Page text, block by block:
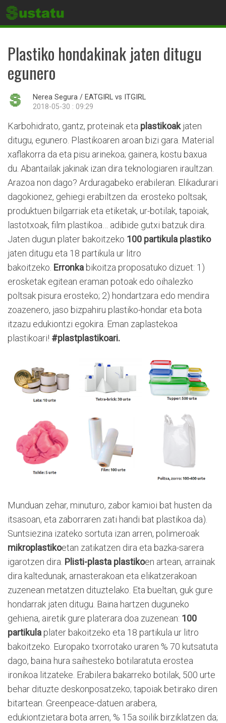
Plastiko hondakinak jaten ditugu
egunero
Nerea Segura / EATGIRL vs ITGIRL
2018-05-30 : 09:29
Karbohidrato, gantz, proteinak eta plastikoak jaten
ditugu, egunero. Plastikoaren aroan bizi gara. Material
xaflakorra da eta pisu arinekoa; gainera, kostu baxua
du. Abantailak jakinak izan dira teknologiaren iraultzan.
Arazoa non dago? Arduragabeko erabileran. Elikadurari
dagokionez, gehiegi erabiltzen da: erosteko poltsak,
produktuen bilgarriak eta etiketak, ur-botilak, tapoiak,
lastotxoak, film plastikoa… adibide gutxi batzuk dira.
Jaten dugun plater bakoitzeko 100 partikula plastiko
jaten ditugu eta 18 partikula ur litro
bakoitzeko. Erronka bikoitza proposatuko dizuet: 1)
erosketak egitean eraman potoak edo oihalezko
poltsak pisura erosteko; 2) hondartzara edo mendira
zoazenero, jaso bizpahiru plastiko-hondar eta bota
itzazu edukiontzi egokira. Eman zaplastekoa
plastikoari! #plastplastikoari.
Munduan zehar, minuturo, zabor kamioi bat husten da
itsasoan, eta zaborraren zati handi bat plastikoa da).
Suntsiezina izateko sortuta izan arren, polimeroak
mikroplastikoetan zatikatzen dira eta bazka-sarera
igarotzen dira. Plisti-plasta plastikoen artean, arrainak
dira kaltedunak, arnasterakoan eta elikatzerakoan
zuzenean metatzen dituztelako. Eta bueltan, guk gure
hondarrak jaten ditugu. Baina hartzen duguneko
gehiena, airetik gure platerara doa zuzenean: 100
partikula plater bakoitzeko eta 18 partikula ur litro
bakoitzeko. Europako txorrotako uraren % 70 kutsatuta
dago, baina hura saihesteko botilaratuta erostea
ironikoa litzateke. Erabilera bakarreko botilak, 500 urte
behar dituzte deskonposatzeko; tapoiak betirako diren
bitartean. Greenpeace-datuen arabera,
edukiontzietara bota arren, % 15a soilik birziklatzen da;